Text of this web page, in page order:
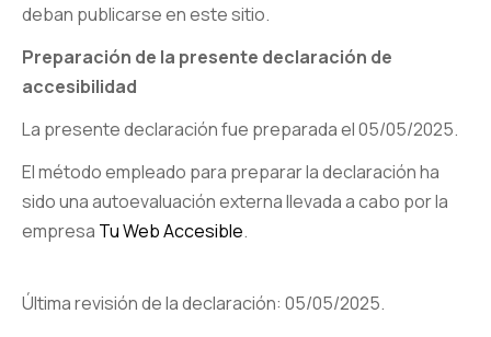
deban publicarse en este sitio.
Preparación de la presente declaración de
accesibilidad
La presente declaración fue preparada el 05/05/2025.
El método empleado para preparar la declaración ha
sido una autoevaluación externa llevada a cabo por la
empresa Tu Web Accesible.
Última revisión de la declaración: 05/05/2025.